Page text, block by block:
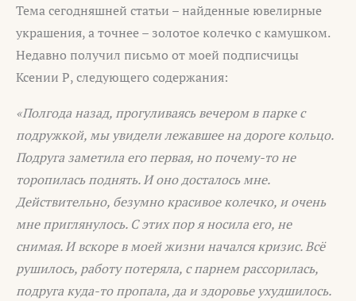
Тема сегодняшней статьи – найденные ювелирные
украшения, а точнее – золотое колечко с камушком.
Недавно получил письмо от моей подписчицы
Ксении Р, следующего содержания:
«Полгода назад, прогуливаясь вечером в парке с
подружкой, мы увидели лежавшее на дороге кольцо.
Подруга заметила его первая, но почему-то не
торопилась поднять. И оно досталось мне.
Действительно, безумно красивое колечко, и очень
мне приглянулось. С этих пор я носила его, не
снимая. И вскоре в моей жизни начался кризис. Всё
рушилось, работу потеряла, с парнем рассорилась,
подруга куда-то пропала, да и здоровье ухудшилось.